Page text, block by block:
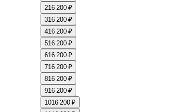
216 200 ₽
316 200 ₽
416 200 ₽
516 200 ₽
616 200 ₽
716 200 ₽
816 200 ₽
916 200 ₽
1016 200 ₽